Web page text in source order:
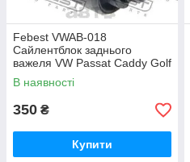
Febest VWAB-018
Сайлентблок заднього
важеля VW Passat Caddy Golf
Skoda Octavia
В наявності
350 ₴
Купити